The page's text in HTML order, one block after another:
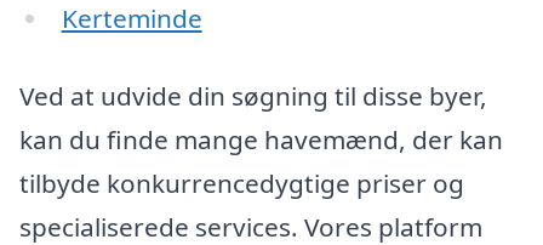
Kerteminde
Ved at udvide din søgning til disse byer,
kan du finde mange havemænd, der kan
tilbyde konkurrencedygtige priser og
specialiserede services. Vores platform